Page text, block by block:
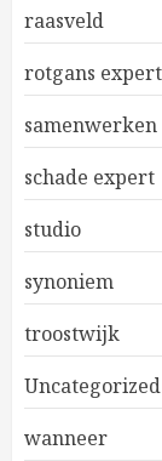
raasveld
rotgans
samenwerken
schade expert
studio
synoniem
troostwijk
Uncategorized
wanneer